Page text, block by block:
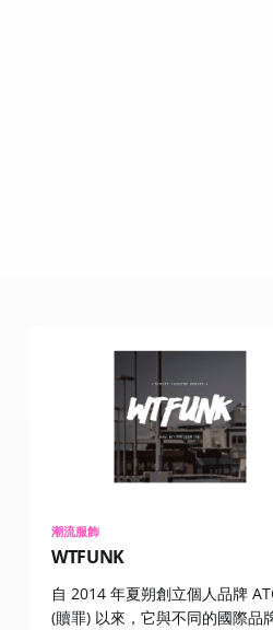
潮流服飾
WTFUNK
自 2014 年夏朔創立個人品牌
(贖罪) 以來，它與不同的國際品